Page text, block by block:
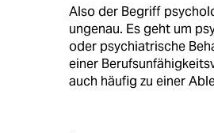
Also der Begriff
ungenau. Es geht um
oder psychiatrische
einer
auch häufig zu einer